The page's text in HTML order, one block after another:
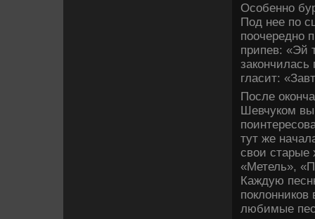
Особенно
Под нее по
поочередно
припев: «Эй
гласит:
После
Шевчуком
тут же
свои старые
«Метель»,
Каждую
люби­мые